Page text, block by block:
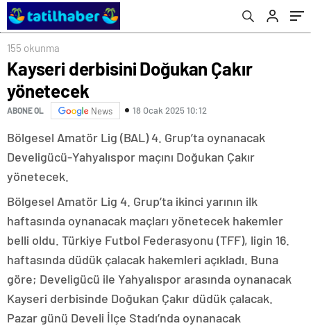
155 okunma
Kayseri derbisini Doğukan Çakır
yönetecek
ABONE OL News 18 Ocak 2025 10:12
Bölgesel Amatör Lig (BAL) 4. Grup’ta oynanacak
Develigücü-Yahyalıspor maçını Doğukan Çakır
yönetecek.
Bölgesel Amatör Lig 4. Grup’ta ikinci yarının ilk
haftasında oynanacak maçları yönetecek hakemler
belli oldu. Türkiye Futbol Federasyonu (TFF), ligin 16.
haftasında düdük çalacak hakemleri açıkladı. Buna
göre; Develigücü ile Yahyalıspor arasında oynanacak
Kayseri derbisinde Doğukan Çakır düdük çalacak.
Pazar günü Develi İlçe Stadı’nda oynanacak